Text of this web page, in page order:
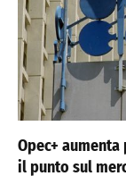
Opec+
il punto sul